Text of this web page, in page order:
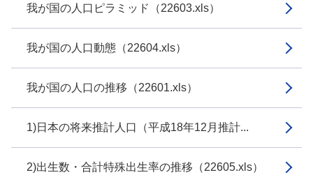
我が国の人口ピラミッド（22603.xls）
我が国の人口動態（22604.xls）
我が国の人口の推移（22601.xls）
1)日本の将来推計人口（平成18年12月推計...
2)出生数・合計特殊出生率の推移（22605.xls）